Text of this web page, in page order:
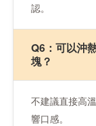
認。
Q6：可以​沖
塊？
不​建議​直接​高
響口感。​